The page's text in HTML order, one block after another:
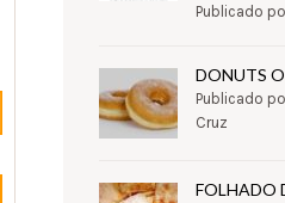
Publicado
DONUTS
Publicado
Cruz
FOLHADO